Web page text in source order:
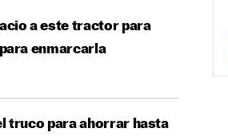
a este tractor para
enmarcarla
truco para ahorrar hasta